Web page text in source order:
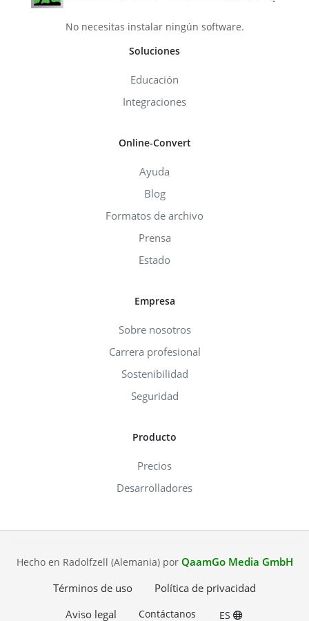
No necesitas instalar ningún software.
Soluciones
Educación
Integraciones
Online-Convert
Ayuda
Blog
Formatos de archivo
Prensa
Estado
Empresa
Sobre nosotros
Carrera profesional
Sostenibilidad
Seguridad
Producto
Precios
Desarrolladores
Hecho en Radolfzell (Alemania) por QaamGo Media GmbH
Términos de uso
Política de privacidad
Aviso legal
Contáctanos ES